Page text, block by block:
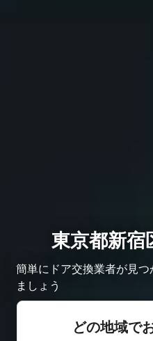
東京都新宿
簡単にドア交換業者が見
ましょう
どの地域で